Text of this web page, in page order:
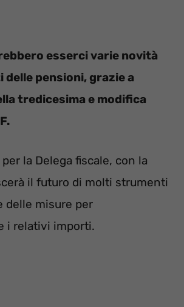
esserci varie novità
pensioni, grazie a
tredicesima e modifica
la Delega fiscale, con la
il futuro di molti strumenti
delle misure per
i relativi importi.